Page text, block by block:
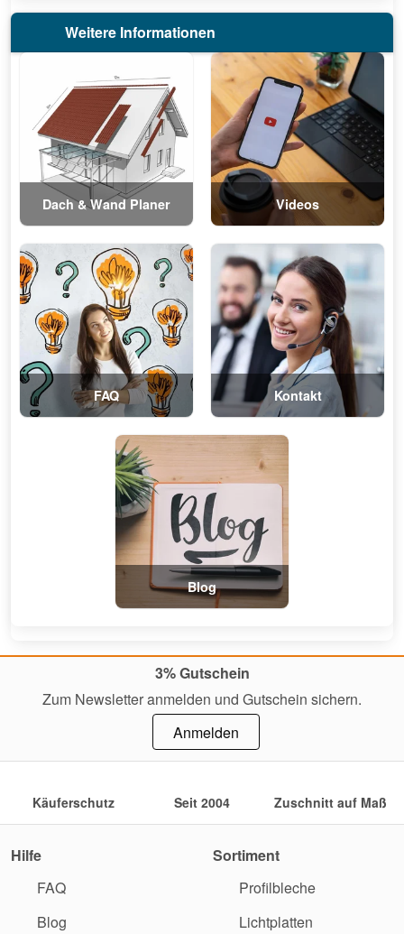
Weitere Informationen
Dach & Wand Planer Videos
FAQ Kontakt
Blog
3% Gutschein
Zum Newsletter anmelden und Gutschein sichern.
Anmelden
Käuferschutz Seit 2004 Zuschnitt auf Maß
Hilfe
FAQ
Blog
Sortiment
Profilbleche
Lichtplatten